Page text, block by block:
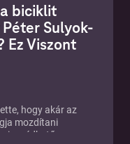
biciklit
Sulyok-
Ez Viszont
hogy akár az
mozdítani
védhető az